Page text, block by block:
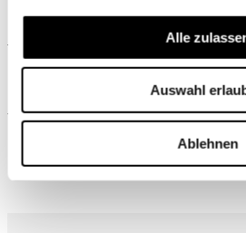
Alle
Auswahl
Ablehnen
Ähnliche Produkte
Wird oft zusammen